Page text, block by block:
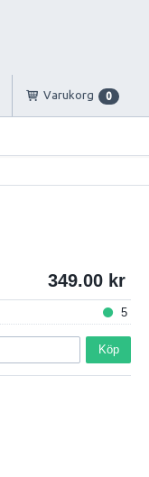
Varukorg 0
349.00
5
Köp